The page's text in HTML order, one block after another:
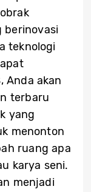
berinovasi
teknologi
Anda akan
terbaru
yang
menonton
ruang apa
karya seni.
menjadi